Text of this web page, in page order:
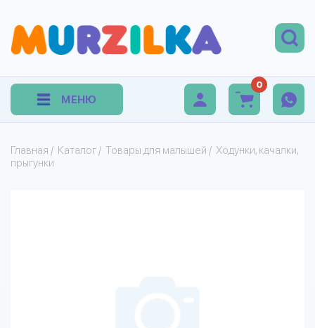
МЕНЮ
0
Главная / Каталог / Товары для малышей / Ходунки, качалки,
прыгунки